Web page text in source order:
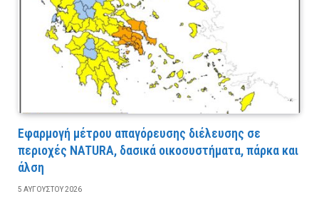
Εφαρμογή μέτρου απαγόρευσης διέλευσης σε
περιοχές NATURA, δασικά οικοσυστήματα, πάρκα και
άλση
5 ΑΥΓΟΎΣΤΟΥ 2026